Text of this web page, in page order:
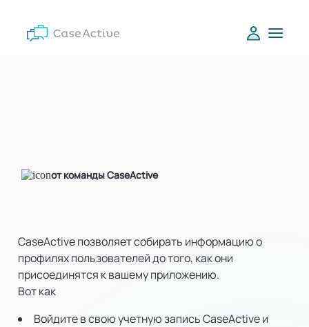
от команды CaseActive
CaseActive позволяет собирать информацию о
профилях пользователей до того, как они
присоединятся к вашему приложению.
Вот как
Войдите в свою учетную запись CaseActive и